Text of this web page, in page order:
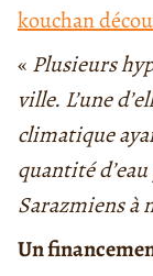
kouchan
« Plusieurs
ville. L’une
climatique
quantité
Sarazmiens à
Un